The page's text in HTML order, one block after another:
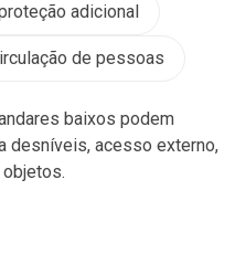
adicional
de pessoas
baixos podem
desníveis, acesso externo,